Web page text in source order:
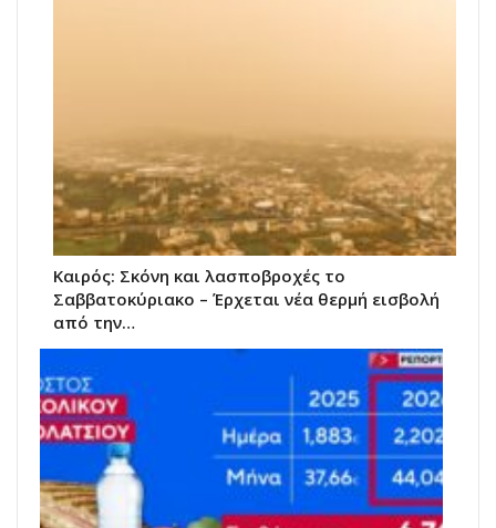
Καιρός: Σκόνη και λασποβροχές το
Σαββατοκύριακο – Έρχεται νέα θερμή εισβολή
από την…